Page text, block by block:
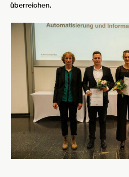
überreichen.